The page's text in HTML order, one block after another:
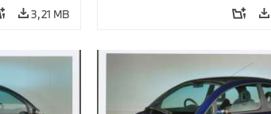
3,21 MB